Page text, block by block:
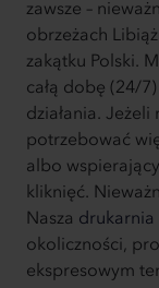
zawsze –
obrzeżach
zakątku Polski.
całą dobę (24/
działania.
potrzebować
albo
kliknięć.
Nasza drukarnia
okoliczności,
ekspresowym